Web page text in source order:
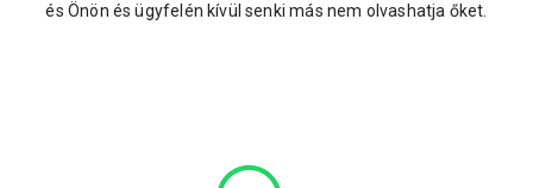
és Önön és ügyfelén kívül senki más nem olvashatja őket.